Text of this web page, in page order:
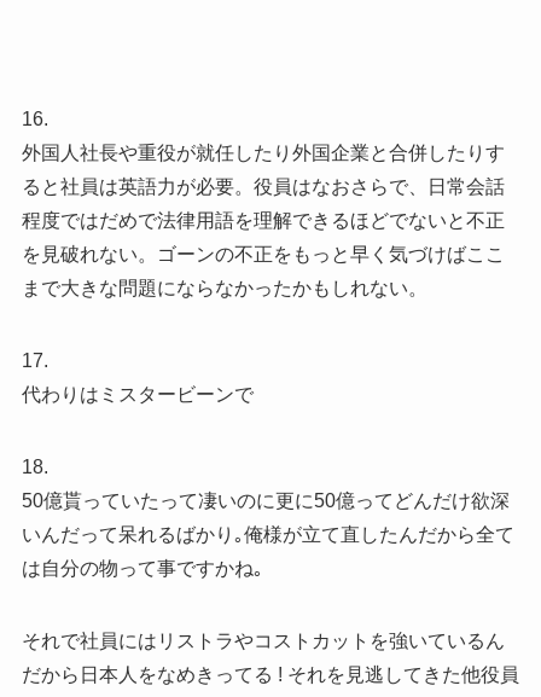
16.
外国人社長や重役が就任したり外国企業と合併したりす
ると社員は英語力が必要。役員はなおさらで、日常会話
程度ではだめで法律用語を理解できるほどでないと不正
を見破れない。ゴーンの不正をもっと早く気づけばここ
まで大きな問題にならなかったかもしれない。
17.
代わりはミスタービーンで
18.
50億貰っていたって凄いのに更に50億ってどんだけ欲深
いんだって呆れるばかり｡俺様が立て直したんだから全て
は自分の物って事ですかね｡
それで社員にはリストラやコストカットを強いているん
だから日本人をなめきってる ! それを見逃してきた他役員